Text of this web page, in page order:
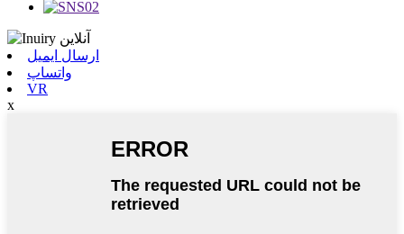
ارسال ایمیل
واتساپ
VR
x